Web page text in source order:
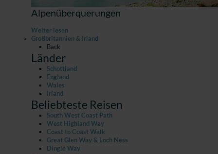
Alpenüberquerungen
Weiter lesen
Großbritannien & Irland
Back
Länder
Schottland
England
Wales
Irland
Beliebteste Reisen
South West Coast Path
West Highland Way
Coast to Coast Walk
Great Glen Way & Loch Ness
Dingle Way